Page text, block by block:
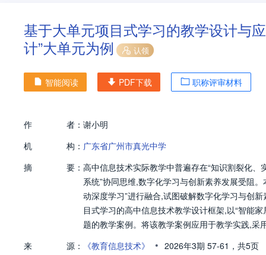
基于大单元项目式学习的教学设计与
计”大单元为例
认领
智能阅读 PDF下载 职称评审材料
作 者： 谢小明
机
构： 广东省广州市真光中学
摘
要： 高中信息技术实际教学中普遍存在“知识割裂化
系统”协同思维,数字化学习与创新素养发展受阻
动深度学习”进行融合,试图破解数字化学习与创
目式学习的高中信息技术教学设计框架,以“智能
题的教学案例。将该教学案例应用于教学实践,
来 源： 《教育信息技术》 • 2026年3期 57-61， 共5页